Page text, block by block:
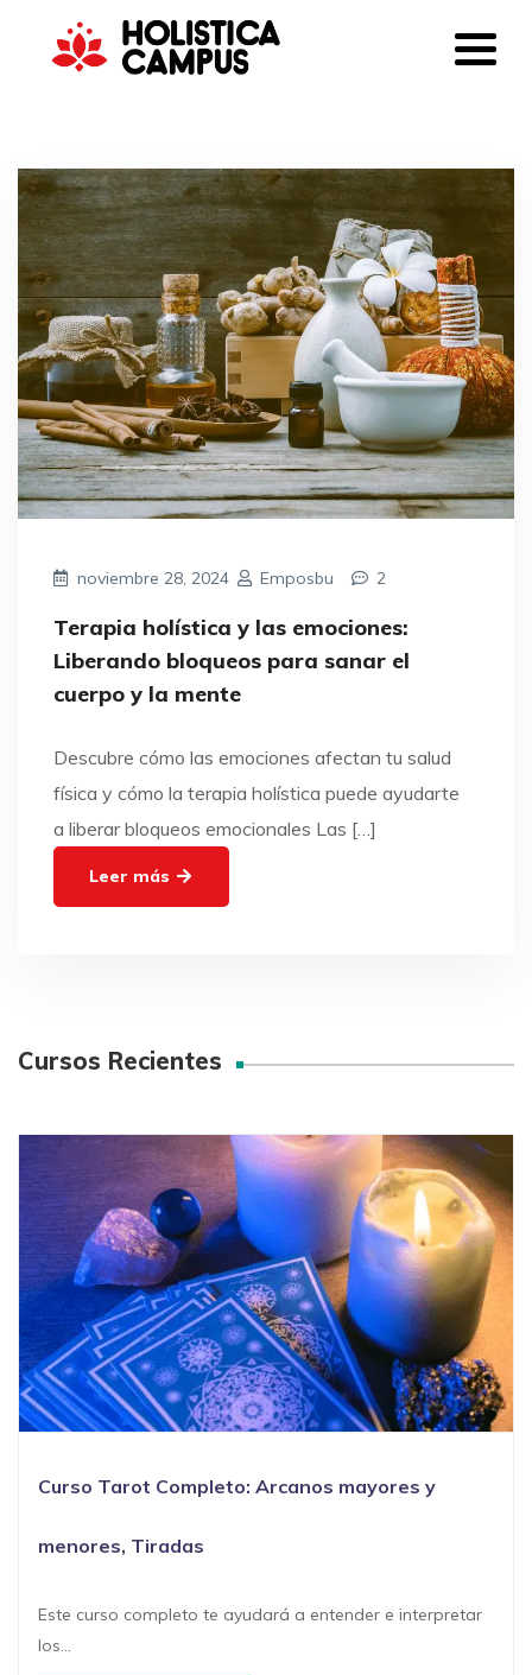
noviembre 28, 2024 Emposbu 2
Terapia holística y las emociones:
Liberando bloqueos para sanar el
cuerpo y la mente
Descubre cómo las emociones afectan tu salud
física y cómo la terapia holística puede ayudarte
a liberar bloqueos emocionales Las […]
Leer más
Cursos Recientes
Curso Tarot Completo: Arcanos mayores y
menores, Tiradas
Este curso completo te ayudará a entender e interpretar
los...